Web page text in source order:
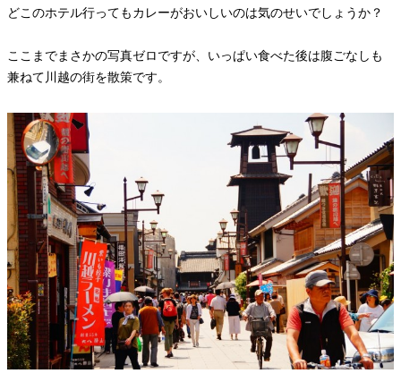
どこのホテル行ってもカレーがおいしいのは気のせいでしょうか？
ここまでまさかの写真ゼロですが、いっぱい食べた後は腹ごなしも
兼ねて川越の街を散策です。